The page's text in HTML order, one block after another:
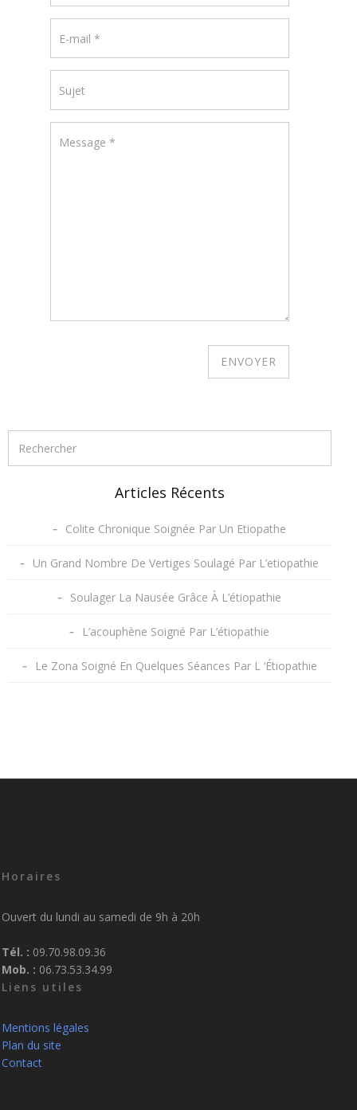
Articles Récents
Colite Chronique Soignée Par Un Etiopathe
Un Grand Nombre De Vertiges Soulagé Par L’etiopathie
Soulager La Nausée Grâce À L’étiopathie
L’acouphène Soigné Par L’étiopathie
Le Zona Soigné En Quelques Séances Par L ‘Étiopathie
Horaires
Ouvert du lundi au samedi de 9h à 20h
Tél. : 09.70.98.09.36
Mob. : 06.73.53.34.99
Liens utiles
Mentions légales
Plan du site
Contact